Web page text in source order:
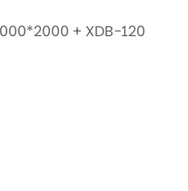
+ XDB-120